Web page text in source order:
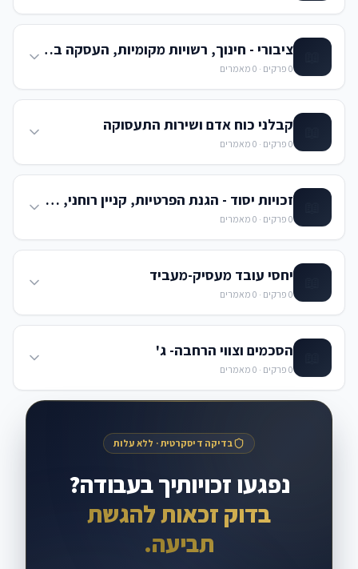
ציבורי - חינוך, רשויות מקומיות, העסקה במדינה, גופים
0 פרקים · 0 מאמרים
קבלני כוח אדם ושירות התעסוקה
0 פרקים · 0 מאמרים
זכויות יסוד - הגנת הפרטיות, קניין רוחני, חופש העיסוק ועבודה
0 פרקים · 0 מאמרים
יחסי עובד מעסיק-מעביד
0 פרקים · 0 מאמרים
הסכמים וצווי הרחבה- ג'
0 פרקים · 0 מאמרים
בדיקה דיסקרטית · ללא עלות
נפגעו זכויותיך בעבודה?
בדוק זכאות להגשת
תביעה.